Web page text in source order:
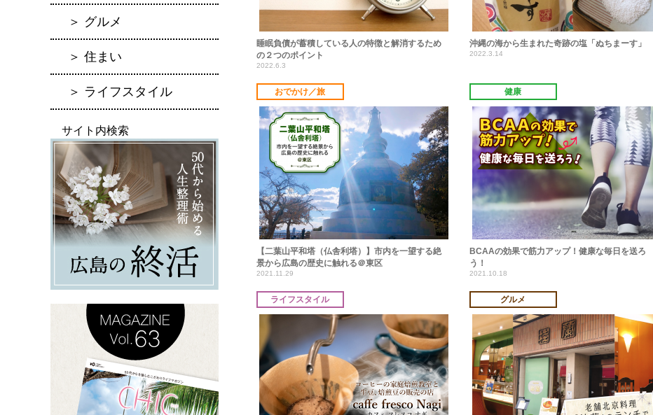
睡眠負債が蓄積している人の特徴と解消するため
の２つのポイント
2022.6.3
沖縄の海から生まれた奇跡の塩「ぬちまーす」
2022.3.14
おでかけ／旅
【二葉山平和塔（仏舎利塔）】市内を一望する絶
景から広島の歴史に触れる＠東区
2021.11.29
健康
BCAAの効果で筋力アップ！健康な毎日を送ろ
う！
2021.10.18
ライフスタイル グルメ
＞ グルメ
＞ 住まい
＞ ライフスタイル
サイト内検索